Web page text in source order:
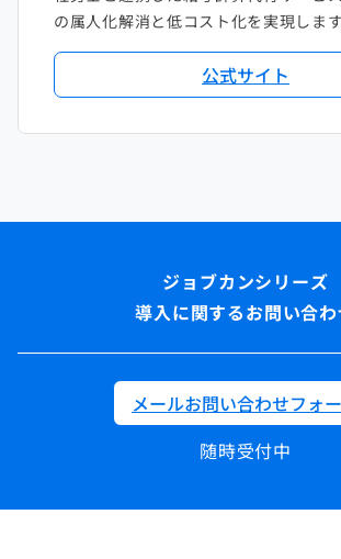
の属人化解消と低コスト化を実現します
公式サイト
導入に関するお問い合わ
メールお問い合わせフォ
随時受付中